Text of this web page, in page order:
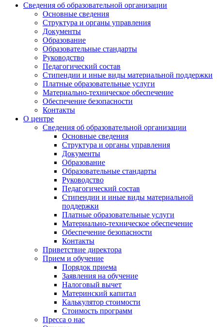
Сведения об образовательной организации
Основные сведения
Структура и органы управления
Документы
Образование
Образовательные стандарты
Руководство
Педагогический состав
Стипендии и иные виды материальной поддержки
Платные образовательные услуги
Материально-техническое обеспечение
Обеспечение безопасности
Контакты
О центре
Сведения об образовательной организации
Основные сведения
Структура и органы управления
Документы
Образование
Образовательные стандарты
Руководство
Педагогический состав
Стипендии и иные виды материальной
поддержки
Платные образовательные услуги
Материально-техническое обеспечение
Обеспечение безопасности
Контакты
Приветствие директора
Прием и обучение
Порядок приема
Заявления на обучение
Налоговый вычет
Материнский капитал
Калькулятор стоимости
Стоимость программ
Пресса о нас